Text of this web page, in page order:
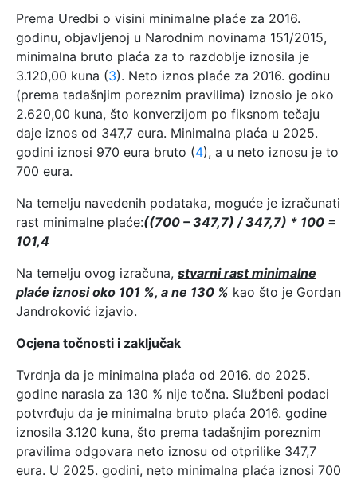
Prema Uredbi o visini minimalne plaće za 2016.
godinu, objavljenoj u Narodnim novinama 151/2015,
minimalna bruto plaća za to razdoblje iznosila je
3.120,00 kuna (3). Neto iznos plaće za 2016. godinu
(prema tadašnjim poreznim pravilima) iznosio je oko
2.620,00 kuna, što konverzijom po fiksnom tečaju
daje iznos od 347,7 eura. Minimalna plaća u 2025.
godini iznosi 970 eura bruto (4), a u neto iznosu je to
700 eura.
Na temelju navedenih podataka, moguće je izračunati
rast minimalne plaće:((700 – 347,7) / 347,7) * 100 =
101,4
Na temelju ovog izračuna, stvarni rast minimalne
plaće iznosi oko 101 %, a ne 130 % kao što je Gordan
Jandroković izjavio.
Ocjena točnosti i zaključak
Tvrdnja da je minimalna plaća od 2016. do 2025.
godine narasla za 130 % nije točna. Službeni podaci
potvrđuju da je minimalna bruto plaća 2016. godine
iznosila 3.120 kuna, što prema tadašnjim poreznim
pravilima odgovara neto iznosu od otprilike 347,7
eura. U 2025. godini, neto minimalna plaća iznosi 700